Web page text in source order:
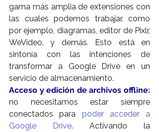
gama más amplia de extensiones con
las cuales podemos trabajar, como
por ejemplo, diagramas, editor de Pixlr,
WeVideo, y demás. Esto está en
sintonía con las intenciones de
transformar a Google Drive en un
servicio de almacenamiento.
Acceso y edición de archivos offline:
no necesitamos estar siempre
conectados para poder acceder a
Google Drive. Activando la